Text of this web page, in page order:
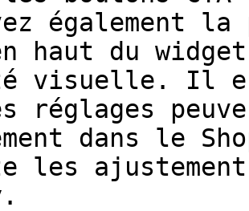
également
haut du
visuelle. Il
réglages
dans le
les